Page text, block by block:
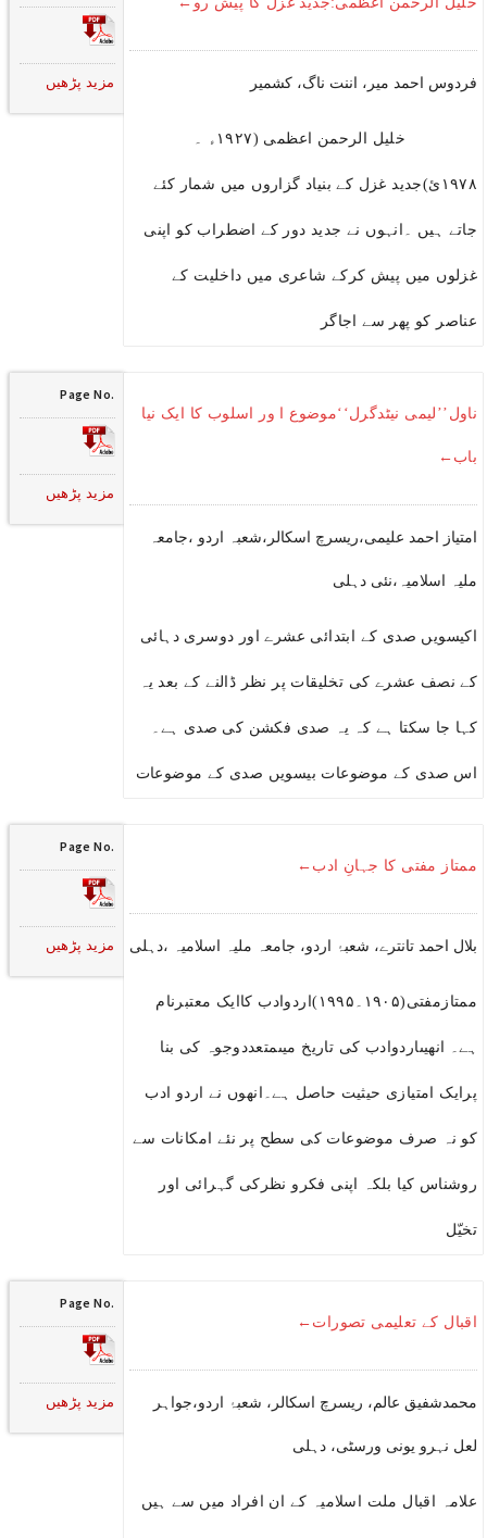
فردوس احمد میر، اننت ناگ، کشمیر
خلیل الرحمن اعظمی (۱۹۲۷ء ۔
۱۹۷۸ئ)جدید غزل کے بنیاد گزاروں میں شمار کئے
جاتے ہیں ۔انہوں نے جدید دور کے اضطراب کو اپنی
غزلوں میں پیش کرکے شاعری میں داخلیت کے
عناصر کو پھر سے اجاگر
مزید پڑھیں
ناول’’لیمی نیٹدگرل‘‘موضوع ا ور اسلوب کا ایک نیا
باب←
امتیاز احمد علیمی،ریسرچ اسکالر،شعبہ اردو ،جامعہ
ملیہ اسلامیہ،نئی دہلی
اکیسویں صدی کے ابتدائی عشرے اور دوسری دہائی
کے نصف عشرے کی تخلیقات پر نظر ڈالنے کے بعد یہ
کہا جا سکتا ہے کہ یہ صدی فکشن کی صدی ہے۔
اس صدی کے موضوعات بیسویں صدی کے موضوعات
Page No.
مزید پڑھیں
ممتاز مفتی کا جہانِ ادب←
بلال احمد تانترے، شعبۂ اردو، جامعہ ملیہ اسلامیہ ،دہلی
ممتازمفتی(۱۹۰۵۔۱۹۹۵)اردوادب کاایک معتبرنام
ہے۔ انھیںاردوادب کی تاریخ میںمتعددوجوہ کی بنا
پرایک امتیازی حیثیت حاصل ہے۔انھوں نے اردو ادب
کو نہ صرف موضوعات کی سطح پر نئے امکانات سے
روشناس کیا بلکہ اپنی فکرو نظرکی گہرائی اور
تخیّل
Page No.
مزید پڑھیں
اقبال کے تعلیمی تصورات←
محمدشفیق عالم، ریسرچ اسکالر، شعبۂ اردو،جواہر
لعل نہرو یونی ورسٹی، دہلی
علامہ اقبال ملت اسلامیہ کے ان افراد میں سے ہیں
Page No.
مزید پڑھیں